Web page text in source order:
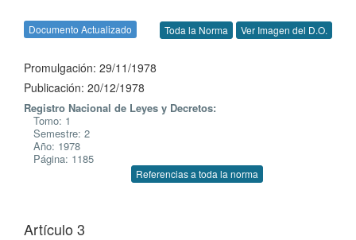
Documento Actualizado Toda la Norma Ver Imagen del D.O.
Promulgación: 29/11/1978
Publicación: 20/12/1978
Registro Nacional de Leyes y Decretos:
Tomo: 1
Semestre: 2
Año: 1978
Página: 1185
Referencias a toda la norma
Artículo 3